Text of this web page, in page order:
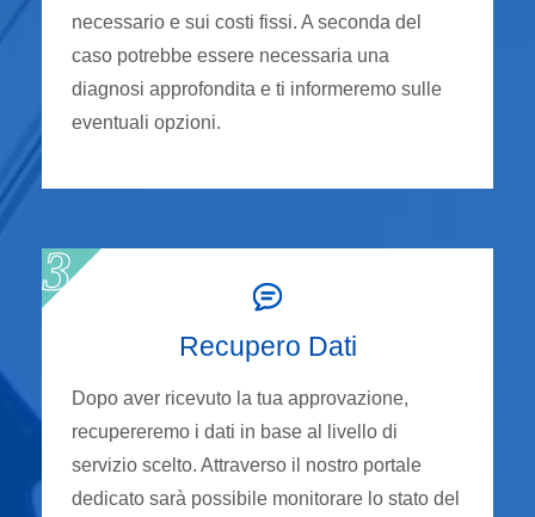
necessario e sui costi fissi. A seconda del
caso potrebbe essere necessaria una
diagnosi approfondita e ti informeremo sulle
eventuali opzioni.
Recupero Dati
Dopo aver ricevuto la tua approvazione,
recupereremo i dati in base al livello di
servizio scelto. Attraverso il nostro portale
dedicato sarà possibile monitorare lo stato del